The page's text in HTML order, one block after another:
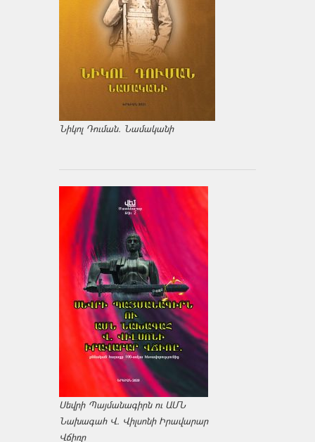
Նիկոլ Դուման. Նամականի
Սեվրի Պայմանագիրն ու ԱՄՆ
Նախագահ Վ. Վիլսոնի Իրավարար
Վճիռը